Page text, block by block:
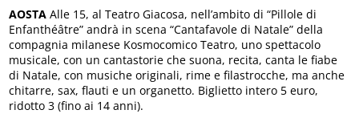
AOSTA Alle 15, al Teatro Giacosa, nell’ambito di “Pillole di
Enfanthéâtre” andrà in scena “Cantafavole di Natale” della
compagnia milanese Kosmocomico Teatro, uno spettacolo
musicale, con un cantastorie che suona, recita, canta le fiabe
di Natale, con musiche originali, rime e filastrocche, ma anche
chitarre, sax, flauti e un organetto. Biglietto intero 5 euro,
ridotto 3 (fino ai 14 anni).